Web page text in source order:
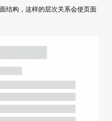
结构，这样的层次关系会使页面